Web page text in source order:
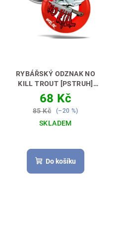
RYBÁŘSKÝ ODZNAK NO
KILL TROUT [PSTRUH]
MALÝ ODZNAK – VELKÁ
RADOST 🎖😊🎣
68 Kč
85 Kč (–20 %)
SKLADEM
Do košíku